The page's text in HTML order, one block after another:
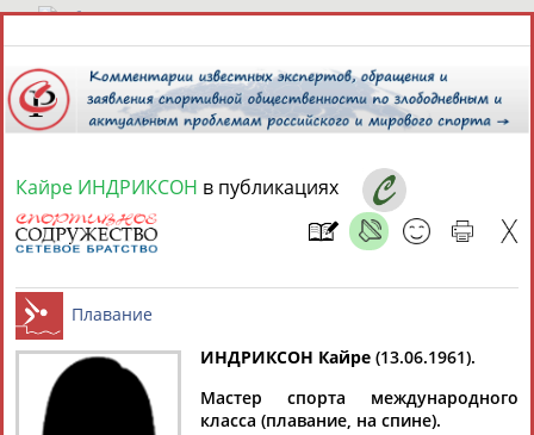
8 августа 2026 года,16:33
Найдено: 13181 Расширенный поиск
Аслаудин
АБАЕВ
Елена
АБАИМОВА
Мария
АБАКУМОВА
Юлия
АБАЛАКИНА
Кайре ИНДРИКСОН в публикациях
Плавание
ИНДРИКСОН Кайре (13.06.1961).
Мастер спорта международного
класса (плавание, на спине).